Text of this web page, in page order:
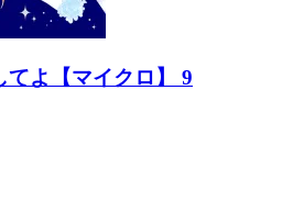
てよ【マイクロ】 9